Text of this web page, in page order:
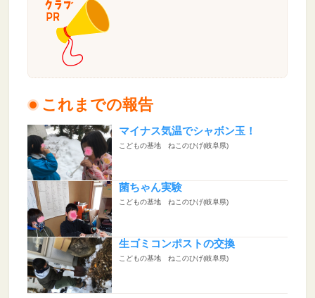
これまでの報告
マイナス気温でシャボン玉！
こどもの基地 ねこのひげ(岐阜県)
菌ちゃん実験
こどもの基地 ねこのひげ(岐阜県)
生ゴミコンポストの交換
こどもの基地 ねこのひげ(岐阜県)